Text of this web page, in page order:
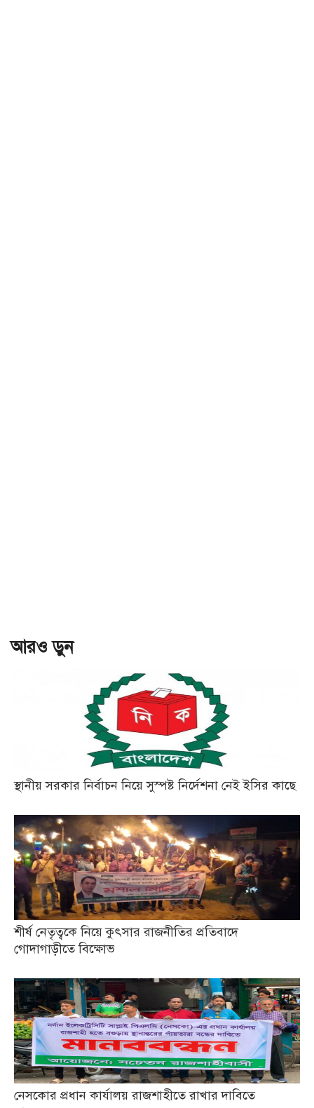
আরও ড়ুন
স্থানীয় সরকার নির্বাচন নিয়ে সুস্পষ্ট নির্দেশনা নেই ইসির কাছে
শীর্ষ নেতৃত্বকে নিয়ে কুৎসার রাজনীতির প্রতিবাদে
গোদাগাড়ীতে বিক্ষোভ
নেসকোর প্রধান কার্যালয় রাজশাহীতে রাখার দাবিতে